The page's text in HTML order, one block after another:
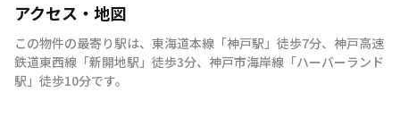
アクセス・地図
この物件の最寄り駅は、 東海道本線 「神戸駅 」 徒歩7分、 神戸高速
鉄道東西線 「新開地駅 」 徒歩3分、 神戸市海岸線 「ハーバーランド
駅 」 徒歩10分です。